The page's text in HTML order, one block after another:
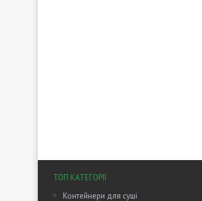
ТОП КАТЕГОРІЇ
Контейнери для суші